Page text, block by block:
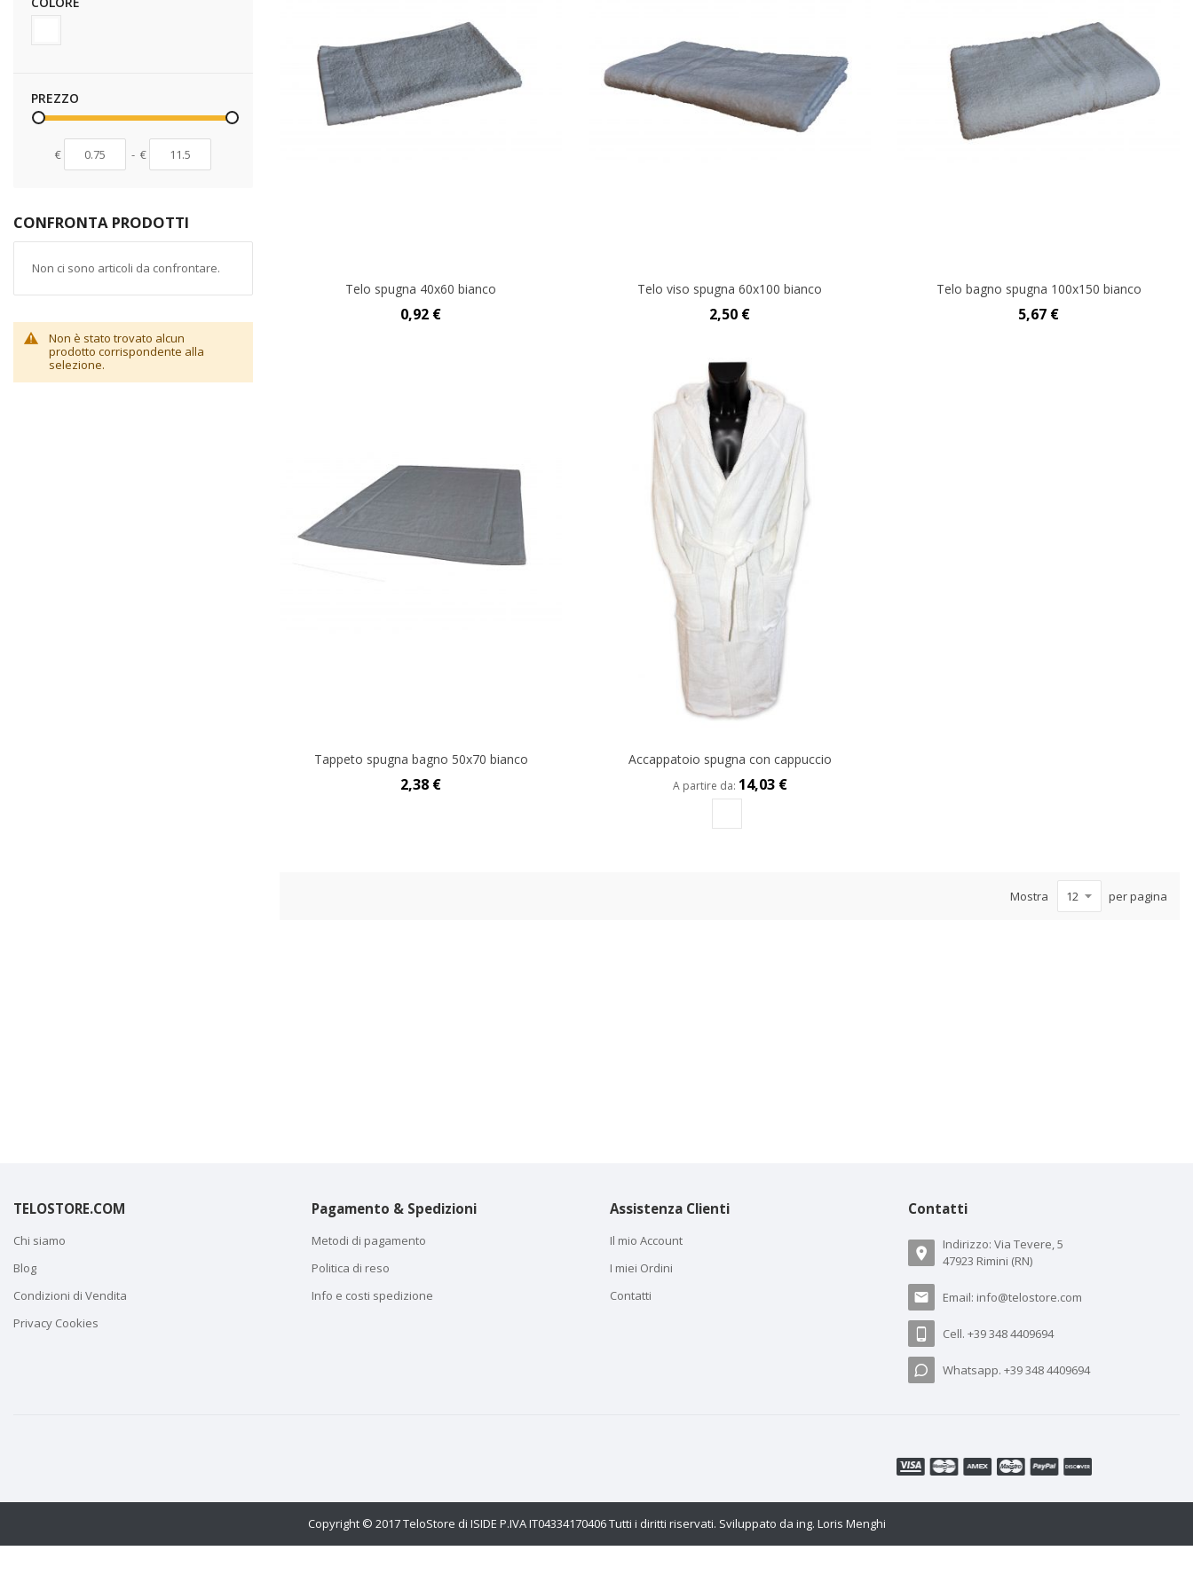
Telo spugna 40x60 bianco
0,92 €
Telo viso spugna 60x100 bianco
2,50 €
Telo bagno spugna 100x150 bianco
5,67 €
Tappeto spugna bagno 50x70 bianco
2,38 €
Accappatoio spugna con cappuccio
A partire da 14,03 €
Mostra per pagina
PREZZO
€ - €
CONFRONTA PRODOTTI
Non ci sono articoli da confrontare.
Non è stato trovato alcun
prodotto corrispondente alla
selezione.
TELOSTORE.COM
Chi siamo
Blog
Condizioni di Vendita
Privacy Cookies
Pagamento & Spedizioni
Metodi di pagamento
Politica di reso
Info e costi spedizione
Assistenza Clienti
Il mio Account
I miei Ordini
Contatti
Contatti
Indirizzo: Via Tevere, 5
47923 Rimini (RN)
Email: info@telostore.com
Cell. +39 348 4409694
Whatsapp. +39 348 4409694
Copyright © 2017 TeloStore di ISIDE P.IVA IT04334170406 Tutti i diritti riservati. Sviluppato da ing. Loris Menghi